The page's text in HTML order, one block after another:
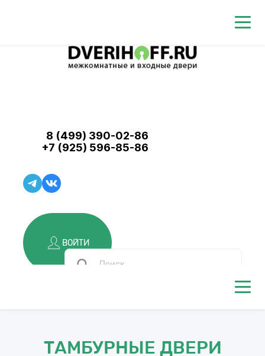
8 (499) 390-02-86
+7 (925) 596-85-86
ВОЙТИ
ТАМБУРНЫЕ ДВЕРИ